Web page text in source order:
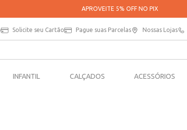
PARCELE SUAS COMPRAS EM ATÉ 5X SEM JUROS*
Solicite seu Cartão Pague suas Parcelas Nossas Lojas
INFANTIL CALÇADOS ACESSÓRIOS